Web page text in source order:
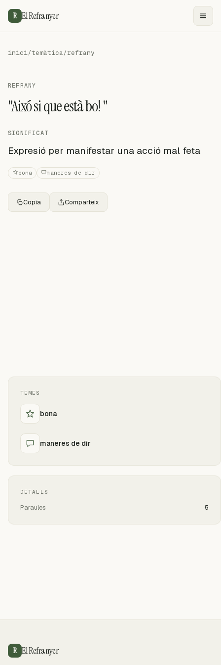
R El Refranyer
inici/temàtica/refrany
REFRANY
"Aixó si que està bo! "
SIGNIFICAT
Expresió per manifestar una acció mal feta
bona maneres de dir
Copia Comparteix
TEMES
bona
maneres de dir
DETALLS
Paraules 5
R El Refranyer